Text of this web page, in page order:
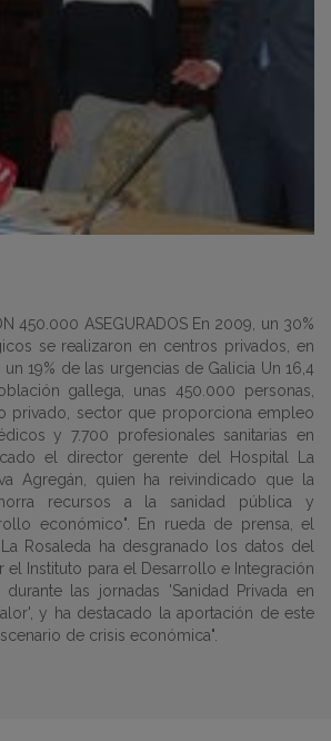
450.000 ASEGURADOS En 2009, un 30%
se realizaron en centros privados, en
19% de las urgencias de Galicia Un 16,4
gallega, unas 450.000 personas,
privado, sector que proporciona empleo
y 7.700 profesionales sanitarias en
el director gerente del Hospital La
Agregán, quien ha reivindicado que la
recursos a la sanidad pública y
económico". En rueda de prensa, el
Rosaleda ha desgranado los datos del
Instituto para el Desarrollo e Integración
durante las jornadas 'Sanidad Privada en
y ha destacado la aportación de este
de crisis económica".